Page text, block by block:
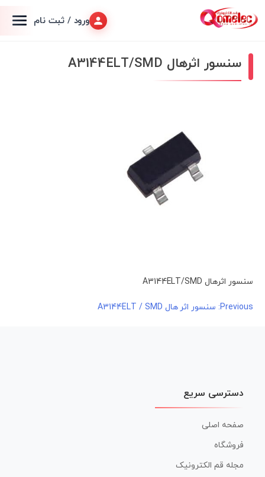
ورود / ثبت نام
سنسور اثرهال A3144ELT/SMD
سنسور اثرهال A3144ELT/SMD
راهبری
Previous: سنسور اثر هال A3144ELT / SMD
دسترسی سریع
صفحه اصلی
فروشگاه
مجله قم الکترونیک